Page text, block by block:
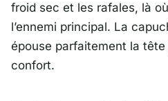
froid sec et les rafales, là
l’ennemi principal. La
épouse parfaitement la
confort.